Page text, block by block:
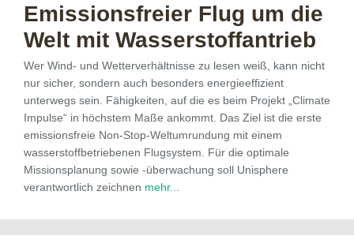
Emissions­freier Flug um die
Welt mit Wasserstoff­antrieb
Wer Wind- und Wetterverhältnisse zu lesen weiß, kann nicht
nur sicher, sondern auch besonders energieeffizient
unterwegs sein. Fähigkeiten, auf die es beim Projekt „Climate
Impulse“ in höchstem Maße ankommt. Das Ziel ist die erste
emissionsfreie Non-Stop-Weltumrundung mit einem
wasserstoffbetriebenen Flugsystem. Für die optimale
Missionsplanung sowie -überwachung soll Unisphere
verantwortlich zeichnen mehr...